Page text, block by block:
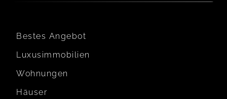
Bestes Angebot
Luxusimmobilien
Wohnungen
Häuser